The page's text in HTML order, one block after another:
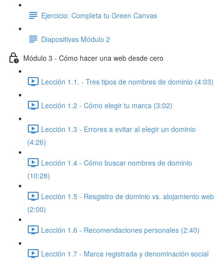
Ejercicio: Completa tu Green Canvas
Diapositivas Módulo 2
Módulo 3 - Cómo hacer una web desde cero
Lección 1.1. - Tres tipos de nombres de dominio (4:03)
Lección 1.2 - Cómo elegir tu marca (3:02)
Lección 1.3 - Errores a evitar al elegir un dominio
(4:26)
Lección 1.4 - Cómo buscar nombres de dominio
(10:28)
Lección 1.5 - Resgistro de dominio vs. alojamiento web
(2:00)
Lección 1.6 - Recomendaciones personales (2:40)
Lección 1.7 - Marca registrada y denominación social